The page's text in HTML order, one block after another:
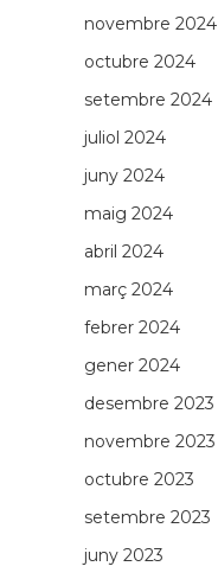
novembre 2024
octubre 2024
setembre 2024
juliol 2024
juny 2024
maig 2024
abril 2024
març 2024
febrer 2024
gener 2024
desembre 2023
novembre 2023
octubre 2023
setembre 2023
juny 2023